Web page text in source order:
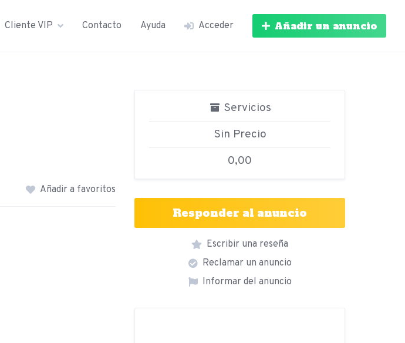
Cliente VIP Contacto Ayuda Acceder Añadir un anuncio
Añadir a favoritos
Servicios
Sin Precio
0,00
Responder al anuncio
Escribir una reseña
Reclamar un anuncio
Informar del anuncio